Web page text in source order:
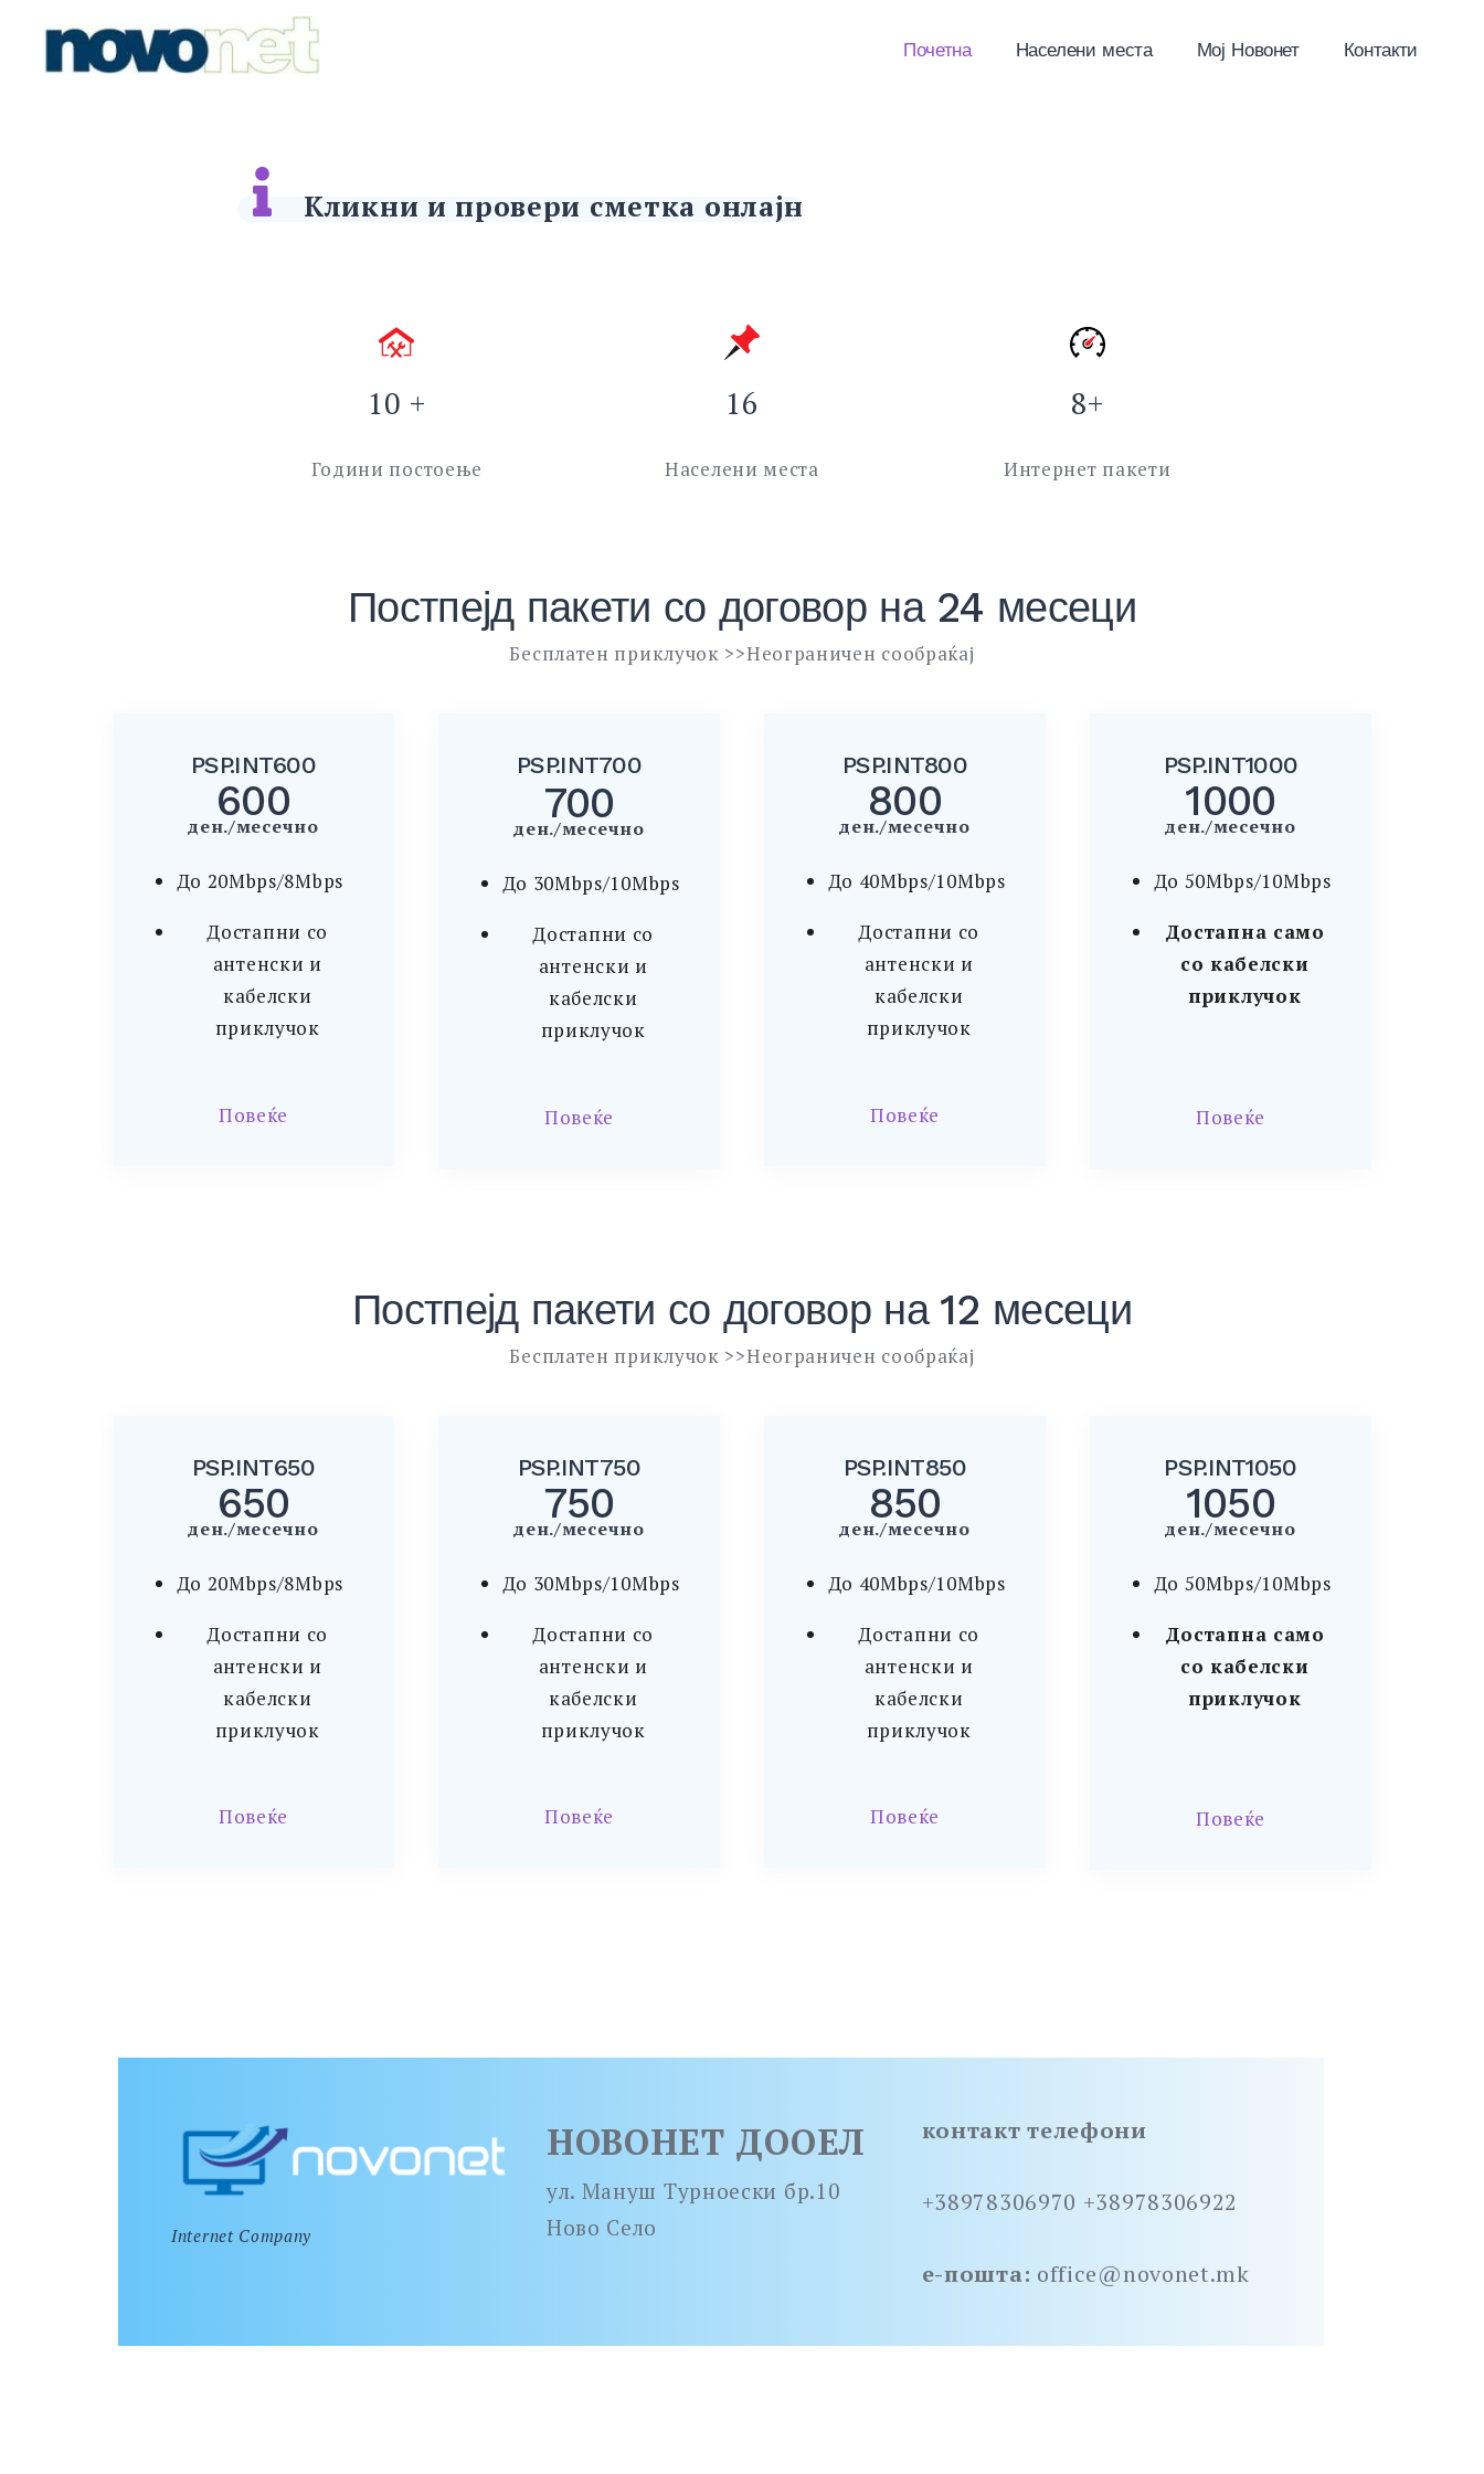
content
Novonet Internet Company Почетна Населени места Мој Новонет Контакти
Кликни и провери сметка онлајн
10 +
Години постоење
16
Населени места
8+
Интернет пакети
Постпејд пакети со договор на 24 месеци
Бесплатен приклучок >>Неограничен сообраќај
PSP.INT600
600
ден./месечно
До 20Mbps/8Mbps
Достапни со
антенски и
кабелски
приклучок
Повеќе
PSP.INT700
700
ден./месечно
До 30Mbps/10Mbps
Достапни со
антенски и
кабелски
приклучок
Повеќе
PSP.INT800
800
ден./месечно
До 40Mbps/10Mbps
Достапни со
антенски и
кабелски
приклучок
Повеќе
PSP.INT1000
1000
ден./месечно
До 50Mbps/10Mbps
Достапна само
со кабелски
приклучок
Повеќе
Постпејд пакети со договор на 12 месеци
Бесплатен приклучок >>Неограничен сообраќај
PSP.INT650
650
ден./месечно
До 20Mbps/8Mbps
Достапни со
антенски и
кабелски
приклучок
Повеќе
PSP.INT750
750
ден./месечно
До 30Mbps/10Mbps
Достапни со
антенски и
кабелски
приклучок
Повеќе
PSP.INT850
850
ден./месечно
До 40Mbps/10Mbps
Достапни со
антенски и
кабелски
приклучок
Повеќе
PSP.INT1050
1050
ден./месечно
До 50Mbps/10Mbps
Достапна само
со кабелски
приклучок
Повеќе
Internet Company
НОВОНЕТ ДООЕЛ
ул. Мануш Турноески бр.10
Ново Село
контакт телефони
+38978306970 +38978306922
е-пошта: office@novonet.mk